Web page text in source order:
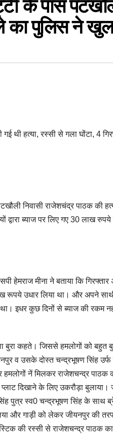
के पास
का पुलिस ने
थी हत्या, रस्सी से गला घोंटा, 4
निवासी राजेशचंद्र पाठक की
द्वारा ब्याज पर लिए गए 30 लाख
हेमराज मीना ने बताया कि
उधार लिया था। और अपने
इधर कुछ दिनों से ब्याज की रकम
बुरा कहते। जिससे हमलोगों को बहुत
व उसके दोस्त चन्द्रभूषण सिंह
नें मिलकर राजेशचन्द्र पाठक
दिखाने के लिए उकरौड़ा बुलाया।
पुत्र स्व0 चन्द्रभूषण सिंह के साथ
और गाड़ी को लेकर जीयनपुर की
की रस्सी से राजेशचन्द्र पाठक